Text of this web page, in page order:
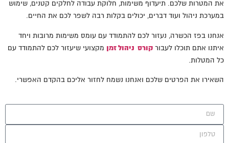
את המטרות שלכם. תיעדוף משימות, חלוקת עבודה לחלקים קטנים, שימוש
במערכת ניהול ועוד דברים, יכולים בקלות רבה לשפר לכם את החיים.
אנחנו בפז הכשרה, נעזור לכם להתמודד עם עומס משימות מרובות ויחד
איתנו אתם תוכלו לעבור קורס ניהול זמן מקצועי שיעזור לכם להתמודד עם
כל המטלות.
השאירו את הפרטים שלכם ואנחנו נשמח לחזור אליכם בהקדם האפשרי.